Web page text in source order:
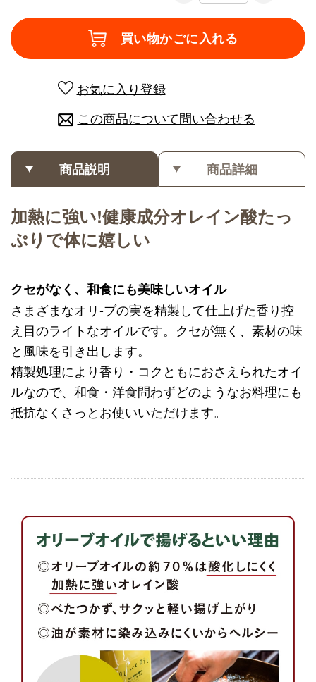
お気に入り登録
この商品について問い合わせる
商品説明 商品詳細
加熱に強い!健康成分オレイン酸たっ
ぷりで体に嬉しい
クセがなく、和食にも美味しいオイル
さまざまなオリ-ブの実を精製して仕上げた香り控
え目のライトなオイルです。クセが無く、素材の味
と風味を引き出します。
精製処理により香り・コクともにおさえられたオイ
ルなので、和食・洋食問わずどのようなお料理にも
抵抗なくさっとお使いいただけます。